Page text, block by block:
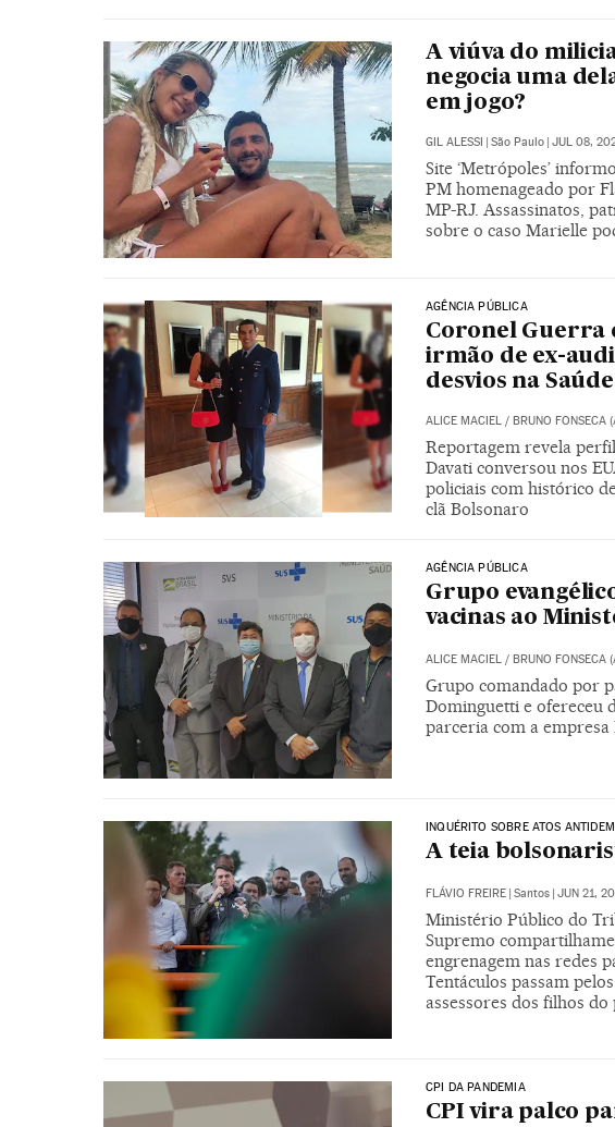
A viúva do
negocia uma
em jogo?
GIL ALESSI São Paulo JUL 08,
Site ‘Metrópoles’
PM homenageado por
MP-RJ. Assassinatos,
sobre o caso Marielle
AGÊNCIA PÚBLICA
Coronel Guerra
irmão de ex-
desvios na
ALICE MACIEL / BRUNO FONSECA
Reportagem revela
Davati conversou nos
policiais com histórico
clã Bolsonaro
AGÊNCIA PÚBLICA
Grupo
vacinas ao
ALICE MACIEL / BRUNO FONSECA
Grupo comandado por
Dominguetti e ofereceu
parceria com a empresa
INQUÉRITO SOBRE ATOS
A teia
FLÁVIO FREIRE | Santos | JUN 21,
Ministério Público do
Supremo
engrenagem nas redes
Tentáculos passam
assessores dos filhos
CPI DA PANDEMIA
CPI vira palco